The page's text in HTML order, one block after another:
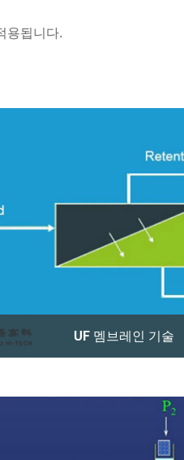
용됩니다.
UF 멤브레인 기술
다양한 막 여과이다. 높은 분자